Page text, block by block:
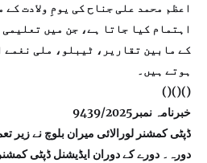
اعظم محمد علی جناح کی یومِ ولادت
اہتمام کیا جاتا ہے، جن میں
کے مابین تقاریر، ٹیبلو، ملی نغمے
ہوتے ہیں۔
()()()
خبرنامہ نمبر9439/2025
ڈپٹی کمشنر لورالائی میران بلوچ نے زیر
دورہ۔ دورے کے دوران ایڈیشنل ڈپٹی